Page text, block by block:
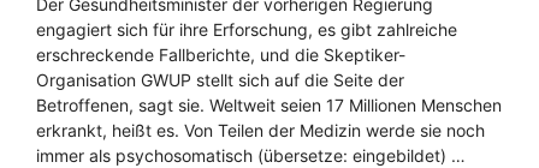
Der Gesundheitsminister der vorherigen Regierung
engagiert sich für ihre Erforschung, es gibt zahlreiche
erschreckende Fallberichte, und die Skeptiker-
Organisation GWUP stellt sich auf die Seite der
Betroffenen, sagt sie. Weltweit seien 17 Millionen Menschen
erkrankt, heißt es. Von Teilen der Medizin werde sie noch
immer als psychosomatisch (übersetze: eingebildet) …